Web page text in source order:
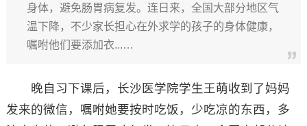
身体，避免肠胃病复发。连日来，全国大部分地区气
温下降，不少家长担心在外求学的孩子的身体健康，
嘱咐他们要添加衣...…
晚自习下课后，长沙医学院学生王萌收到了妈妈
发来的微信，嘱咐她要按时吃饭，少吃凉的东西，多